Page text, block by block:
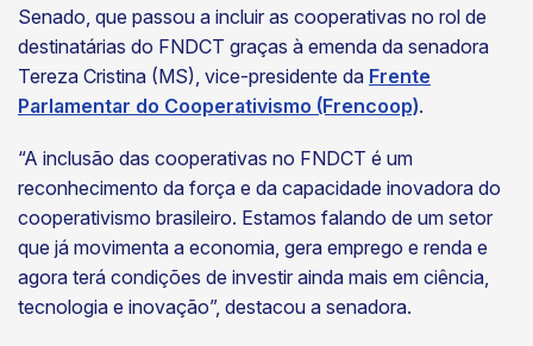
Senado, que passou a incluir as cooperativas no rol de
destinatárias do FNDCT graças à emenda da senadora
Tereza Cristina (MS), vice-presidente da Frente
Parlamentar do Cooperativismo (Frencoop).
“A inclusão das cooperativas no FNDCT é um
reconhecimento da força e da capacidade inovadora do
cooperativismo brasileiro. Estamos falando de um setor
que já movimenta a economia, gera emprego e renda e
agora terá condições de investir ainda mais em ciência,
tecnologia e inovação”, destacou a senadora.